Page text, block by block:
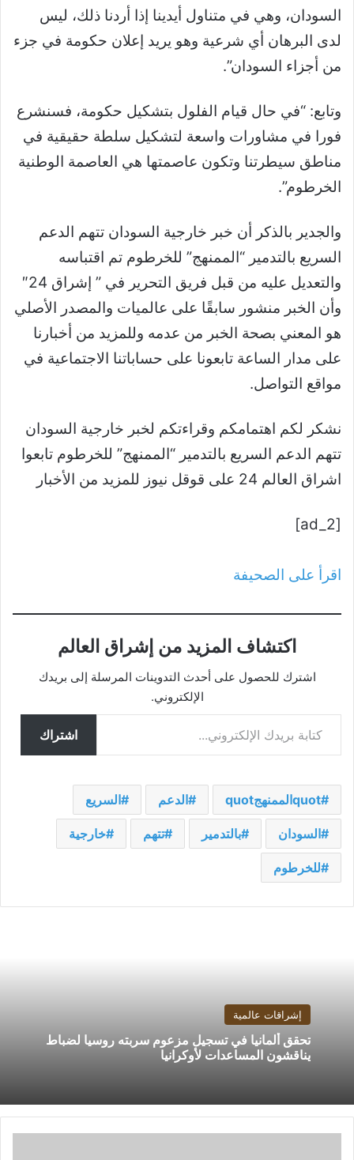
السودان، وهي في متناول أيدينا إذا أردنا ذلك، ليس
لدى البرهان أي شرعية وهو يريد إعلان حكومة في جزء
من أجزاء السودان”.
وتابع: “في حال قيام الفلول بتشكيل حكومة، فسنشرع
فورا في مشاورات واسعة لتشكيل سلطة حقيقية في
مناطق سيطرتنا وتكون عاصمتها هي العاصمة الوطنية
الخرطوم”.
والجدير بالذكر أن خبر خارجية السودان تتهم الدعم
السريع بالتدمير “الممنهج” للخرطوم تم اقتباسه
والتعديل عليه من قبل فريق التحرير في ” إشراق 24″
وأن الخبر منشور سابقًا على عالميات والمصدر الأصلي
هو المعني بصحة الخبر من عدمه وللمزيد من أخبارنا
على مدار الساعة تابعونا على حساباتنا الاجتماعية في
مواقع التواصل.
نشكر لكم اهتمامكم وقراءتكم لخبر خارجية السودان
تتهم الدعم السريع بالتدمير “الممنهج” للخرطوم تابعوا
اشراق العالم 24 على قوقل نيوز للمزيد من الأخبار
[ad_2]
اقرأ على الصحيفة
اكتشاف المزيد من إشراق العالم
اشترك للحصول على أحدث التدوينات المرسلة إلى بريدك
الإلكتروني.
كتابة بريدك الإلكتروني...
اشتراك
quotالممنهجquot الدعم السريع
السودان بالتدمير تتهم خارجية
للخرطوم
إشراقات عالمية
تحقق ألمانيا في تسجيل مزعوم سربته روسيا لضباط
يناقشون المساعدات لأوكرانيا